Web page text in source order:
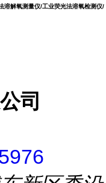
溶解氧测量仪/工业荧光法溶氧检测仪/
司